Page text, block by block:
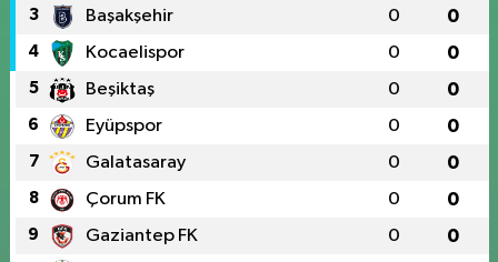
3 Başakşehir 0 0
4 Kocaelispor 0 0
5 Beşiktaş 0 0
6 Eyüpspor 0 0
7 Galatasaray 0 0
8 Çorum FK 0 0
9 Gaziantep FK 0 0